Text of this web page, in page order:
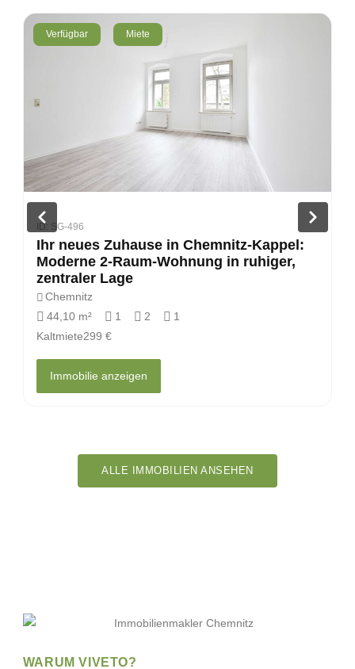
Verfügbar Miete
ID: SG-496
Ihr neues Zuhause in Chemnitz-Kappel:
Moderne 2-Raum-Wohnung in ruhiger,
zentraler Lage
Chemnitz
44,10 m²
1 2
1
Kaltmiete299 €
Immobilie anzeigen
ALLE IMMOBILIEN ANSEHEN
WARUM VIVETO?